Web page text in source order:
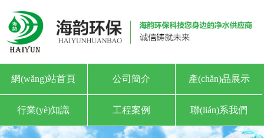
網(wǎng)站首頁 公司簡介 產(chǎn)品展示
行業(yè)知識 工程案例 聯(lián)系我們